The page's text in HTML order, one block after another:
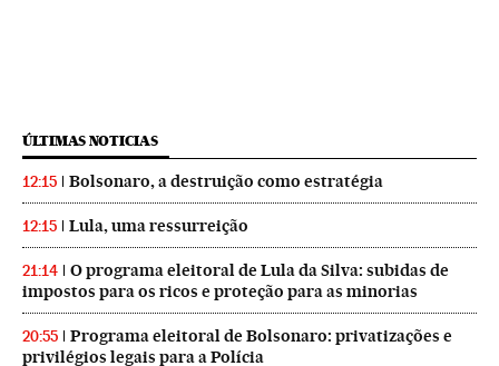
ÚLTIMAS NOTICIAS
12:15 Bolsonaro, a destruição como estratégia
12:15 Lula, uma ressurreição
21:14
O programa eleitoral de Lula da Silva: subidas de
impostos para os ricos e proteção para as minorias
20:55
Programa eleitoral de Bolsonaro: privatizações e
privilégios legais para a Polícia